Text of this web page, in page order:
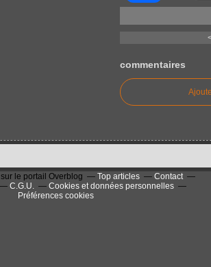
commentaires
sur le portail Overblog Top articles
Contact
C.G.U.
Cookies et données personnelles
Préférences cookies